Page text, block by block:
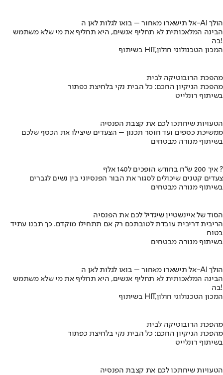
אל תישארו מאחור – בואו לגלות לאן ה-AI הולך
הבינה המלאכותית לא תחליף אנשים, היא תחליף את מי שלא משתמש
בה!
בשיתוף HIT,המכון הטכנולוגי חולון
מהפכת הרובוטיקה לבית
מהפכת הניקיון החכם: כל הבית נקי בלחיצת כפתור
בשיתוף רונלייט
הטעויות שיחתכו לכם את קצבת הפנסיה
ממשיכת כספים ועד חוסר תכנון – הצעדים שיצילו את הכסף שלכם
בשיתוף מנורה מבטחים
איך 200 ש"ח בחודש הופכים ל140 אלף ?
צעדים קטנים שיכולים לסגור את הבור הפנסיוני בין נשים לגברים
בשיתוף מנורה מבטחים
הסוד של איינשטיין שיגדיל לכם את הפנסיה
הריבית דריבית עובדת לטובתכם רק אם תתחילו מוקדם. כך תבנו עתיד
בטוח
בשיתוף מנורה מבטחים
אל תישארו מאחור – בואו לגלות לאן ה-AI הולך
הבינה המלאכותית לא תחליף אנשים, היא תחליף את מי שלא משתמש
בה!
בשיתוף HIT,המכון הטכנולוגי חולון
מהפכת הרובוטיקה לבית
מהפכת הניקיון החכם: כל הבית נקי בלחיצת כפתור
בשיתוף רונלייט
הטעויות שיחתכו לכם את קצבת הפנסיה